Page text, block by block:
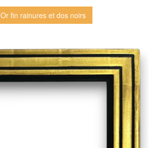
Or fin rainures et dos noirs